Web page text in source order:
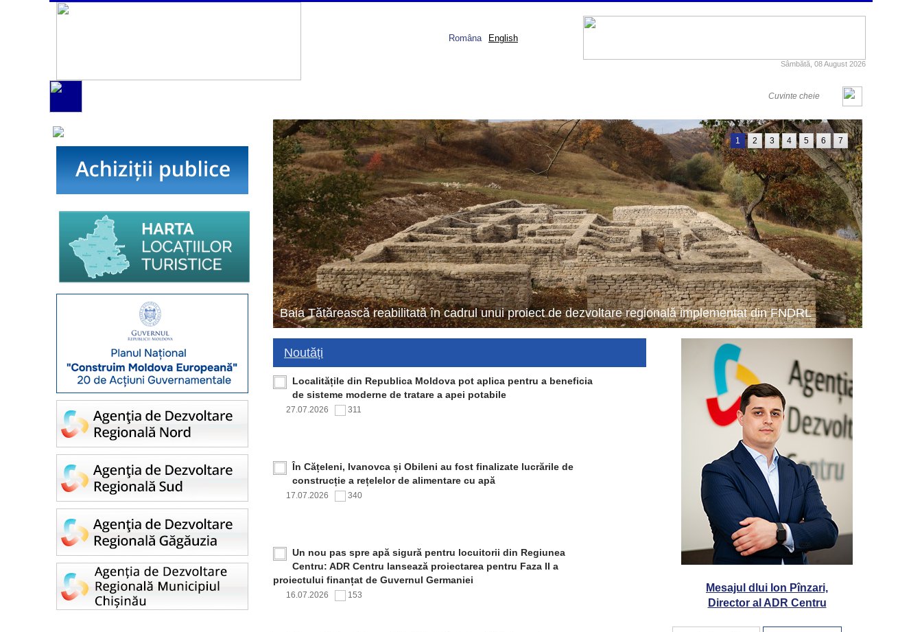
Sâmbătă, 08 August 2026
Româna English
Baia Tătărească reabilitată în cadrul unui proiect de dezvoltare regională implementat din FNDRL
1 2 3 4 5 6 7
Noutăți
Localitățile din Republica Moldova pot aplica pentru a beneficia
de sisteme moderne de tratare a apei potabile
27.07.2026 311
În Cățeleni, Ivanovca și Obileni au fost finalizate lucrările de
construcție a rețelelor de alimentare cu apă
17.07.2026 340
Un nou pas spre apă sigură pentru locuitorii din Regiunea
Centru: ADR Centru lansează proiectarea pentru Faza II a
proiectului finanțat de Guvernul Germaniei
16.07.2026 153
Mesajul dlui Ion Pînzari,
Director al ADR Centru